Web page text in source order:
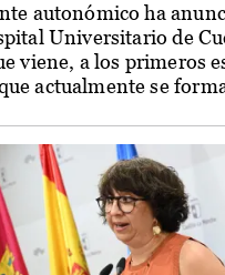
autonómico ha
Universitario de
viene, a los primeros
actualmente se